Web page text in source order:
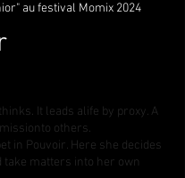
au festival Momix 2024
It leads alife by proxy. A
others.
in Pouvoir. Here she decides
take matters into her own